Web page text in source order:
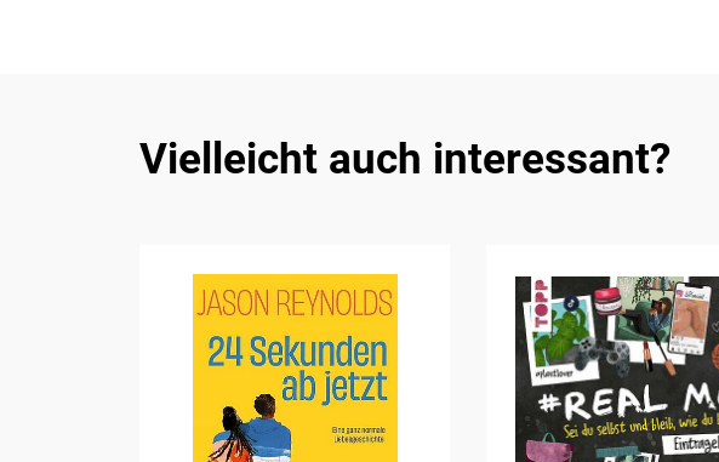
Vielleicht auch interessant?